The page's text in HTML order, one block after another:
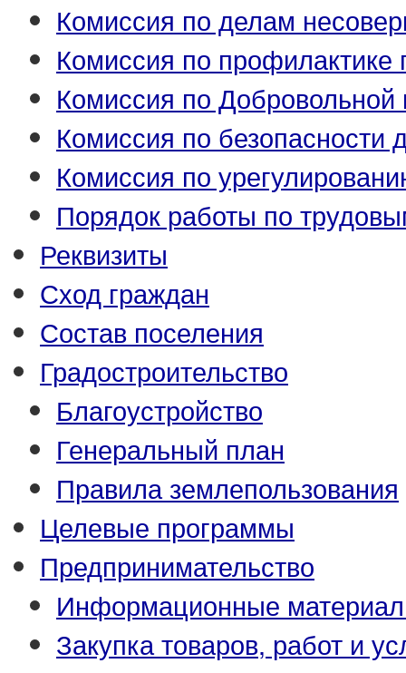
Комиссия по делам
Комиссия по
Комиссия по
Комиссия по безопасности
Комиссия по
Порядок работы по
Реквизиты
Сход граждан
Состав поселения
Градостроительство
Благоустройство
Генеральный план
Правила землепользования
Целевые программы
Предпринимательство
Информационные
Закупка товаров, работ и